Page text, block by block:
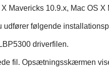
Mavericks 10.9.x, Mac OS
udfører følgende
driverfilen.
fil. Opsætningsskærmen